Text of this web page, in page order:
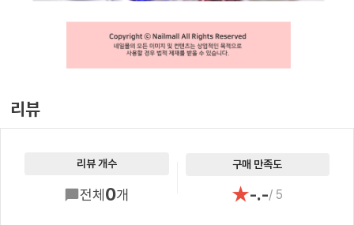
리뷰
리뷰 개수
전체 0개
구매 만족도
★-.-/ 5